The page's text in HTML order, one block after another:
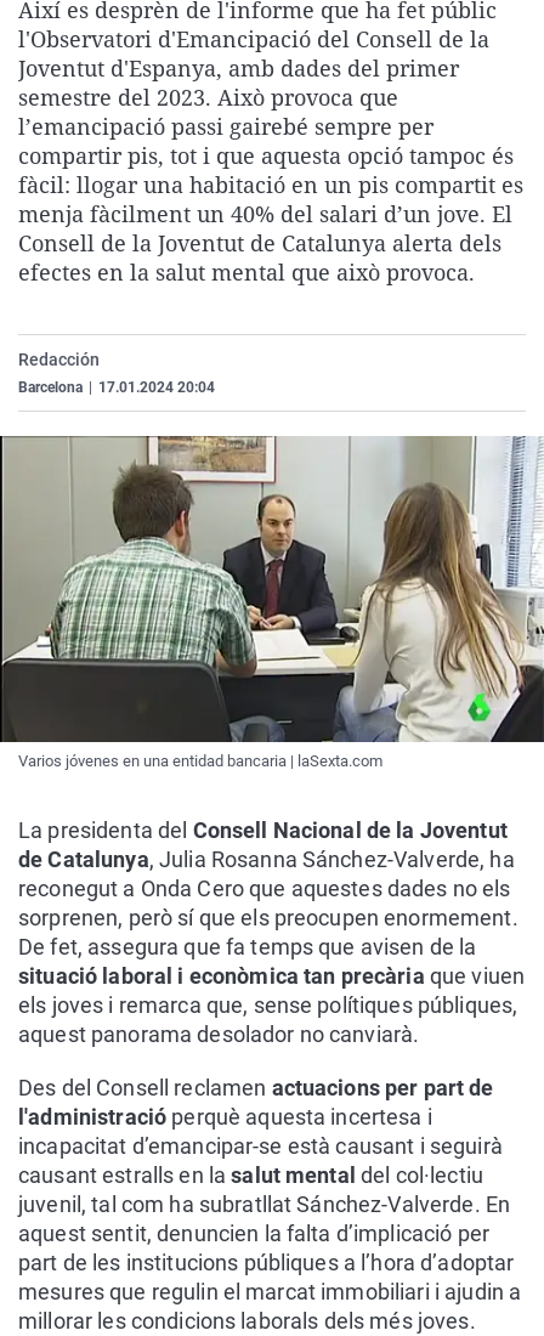
La rosa de los vientos
Gente viajera
Como el perro y el
Caso
Retornados
Equipo de
Operación Viuda
Extremadura
Galicia
La Rioja
Navarra
País Vasco
Virales
Televisión
Elecciones
Així es desprèn de l'informe que ha fet públic
l'Observatori d'Emancipació del Consell de la
Joventut d'Espanya, amb dades del primer
semestre del 2023. Això provoca que
l’emancipació passi gairebé sempre per
compartir pis, tot i que aquesta opció tampoc és
fàcil: llogar una habitació en un pis compartit es
menja fàcilment un 40% del salari d’un jove. El
Consell de la Joventut de Catalunya alerta dels
efectes en la salut mental que això provoca.
Redacción
Barcelona 17.01.2024 20:04
Varios jóvenes en una entidad bancaria | laSexta.com
La presidenta del Consell Nacional de la Joventut
de Catalunya, Julia Rosanna Sánchez-Valverde, ha
reconegut a Onda Cero que aquestes dades no els
sorprenen, però sí que els preocupen enormement.
De fet, assegura que fa temps que avisen de la
situació laboral i econòmica tan precària que viuen
els joves i remarca que, sense polítiques públiques,
aquest panorama desolador no canviarà.
Des del Consell reclamen actuacions per part de
l'administració perquè aquesta incertesa i
incapacitat d’emancipar-se està causant i seguirà
causant estralls en lasalut mental del col·lectiu
juvenil, tal com ha subratllat Sánchez-Valverde. En
aquest sentit, denuncien la falta d’implicació per
part de les institucions públiques a l’hora d’adoptar
mesures que regulin el marcat immobiliari i ajudin a
millorar les condicions laborals dels més joves.